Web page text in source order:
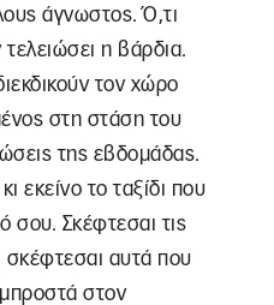
άγνωστος. Ό,τι
η βάρδια.
τον χώρο
στη στάση του
της εβδομάδας.
εκείνο το ταξίδι που
σου. Σκέφτεσαι τις
αυτά που
στον